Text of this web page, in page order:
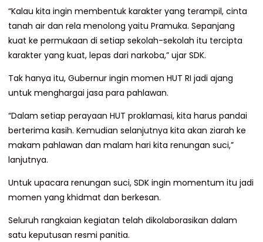
“Kalau kita ingin membentuk karakter yang terampil, cinta
tanah air dan rela menolong yaitu Pramuka. Sepanjang
kuat ke permukaan di setiap sekolah-sekolah itu tercipta
karakter yang kuat, lepas dari narkoba,” ujar SDK.
Tak hanya itu, Gubernur ingin momen HUT RI jadi ajang
untuk menghargai jasa para pahlawan.
“Dalam setiap perayaan HUT proklamasi, kita harus pandai
berterima kasih. Kemudian selanjutnya kita akan ziarah ke
makam pahlawan dan malam hari kita renungan suci,”
lanjutnya.
Untuk upacara renungan suci, SDK ingin momentum itu jadi
momen yang khidmat dan berkesan.
Seluruh rangkaian kegiatan telah dikolaborasikan dalam
satu keputusan resmi panitia.